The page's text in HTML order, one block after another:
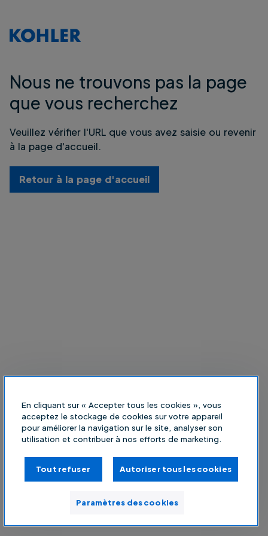
Nous ne trouvons pas la page
que vous recherchez
Veuillez vérifier l'URL que vous avez saisie ou revenir
à la page d'accueil.
Retour à la page d'accueil
En cliquant sur « Accepter tous les cookies », vous
acceptez le stockage de cookies sur votre appareil
pour améliorer la navigation sur le site, analyser son
utilisation et contribuer à nos efforts de marketing.
Tout refuser Autoriser tous les cookies
Paramètres des cookies